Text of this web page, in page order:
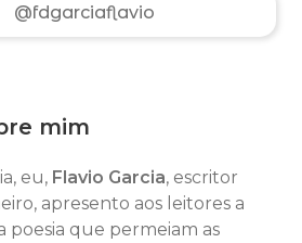
@fdgarciaflavio
mim
eu, Flavio Garcia, escritor
apresento aos leitores a
poesia que permeiam as